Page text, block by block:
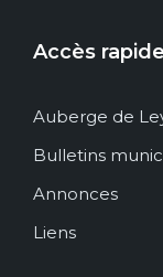
Accès rapide
Auberge de
Bulletins
Annonces
Liens